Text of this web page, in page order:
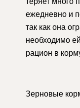
ежедневно и
так как она
необходимо
рацион в
Зерновые